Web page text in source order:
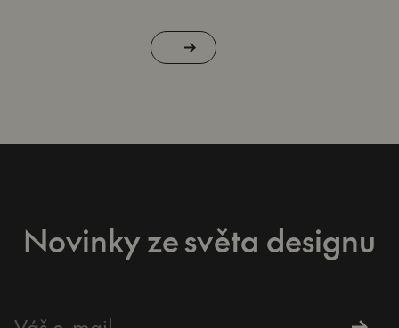
Novinky ze světa designu